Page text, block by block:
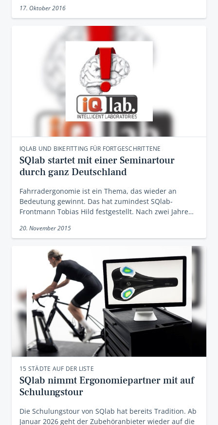
17. Oktober 2016
IQLAB UND BIKEFITTING FÜR FORTGESCHRITTENE
SQlab startet mit einer Seminartour
durch ganz Deutschland
Fahrradergonomie ist ein Thema, das wieder an
Bedeutung gewinnt. Das hat zumindest SQlab-
Frontmann Tobias Hild festgestellt. Nach zwei Jahre…
20. November 2015
15 STÄDTE AUF DER LISTE
SQlab nimmt Ergonomiepartner mit auf
Schulungstour
Die Schulungstour von SQlab hat bereits Tradition. Ab
Januar 2026 geht der Zubehöranbieter wieder auf die